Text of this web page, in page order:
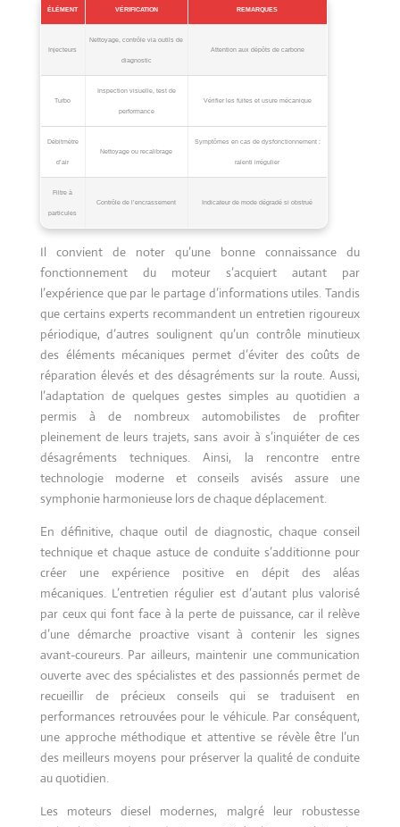
ÉLÉMENT VÉRIFICATION REMARQUES
Injecteurs
Nettoyage, contrôle via outils de
diagnostic
Attention aux dépôts de carbone
Turbo
Inspection visuelle, test de
performance
Vérifier les fuites et usure mécanique
Débitmètre
d’air
Nettoyage ou recalibrage
Symptômes en cas de dysfonctionnement :
ralenti irrégulier
Filtre à
particules
Contrôle de l’encrassement Indicateur de mode dégradé si obstrué
Il convient de noter qu’une bonne connaissance du
fonctionnement du moteur s’acquiert autant par
l’expérience que par le partage d’informations utiles. Tandis
que certains experts recommandent un entretien rigoureux
périodique, d’autres soulignent qu’un contrôle minutieux
des éléments mécaniques permet d’éviter des coûts de
réparation élevés et des désagréments sur la route. Aussi,
l’adaptation de quelques gestes simples au quotidien a
permis à de nombreux automobilistes de profiter
pleinement de leurs trajets, sans avoir à s’inquiéter de ces
désagréments techniques. Ainsi, la rencontre entre
technologie moderne et conseils avisés assure une
symphonie harmonieuse lors de chaque déplacement.
En définitive, chaque outil de diagnostic, chaque conseil
technique et chaque astuce de conduite s’additionne pour
créer une expérience positive en dépit des aléas
mécaniques. L’entretien régulier est d’autant plus valorisé
par ceux qui font face à la perte de puissance, car il relève
d’une démarche proactive visant à contenir les signes
avant-coureurs. Par ailleurs, maintenir une communication
ouverte avec des spécialistes et des passionnés permet de
recueillir de précieux conseils qui se traduisent en
performances retrouvées pour le véhicule. Par conséquent,
une approche méthodique et attentive se révèle être l’un
des meilleurs moyens pour préserver la qualité de conduite
au quotidien.
Les moteurs diesel modernes, malgré leur robustesse